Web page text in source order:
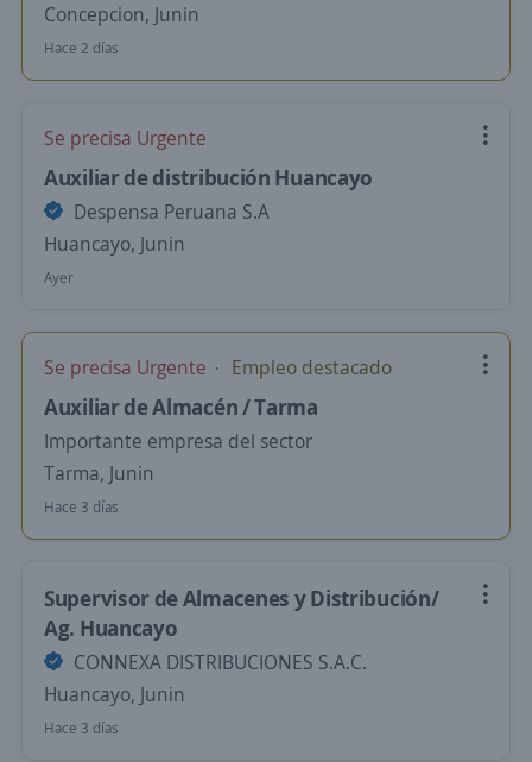
Concepcion, Junin
Hace 2 días
Se precisa Urgente
Auxiliar de distribución Huancayo
Despensa Peruana S.A
Huancayo, Junin
Ayer
Se precisa Urgente Empleo destacado
Auxiliar de Almacén / Tarma
Importante empresa del sector
Tarma, Junin
Hace 3 días
Supervisor de Almacenes y Distribución/
Ag. Huancayo
CONNEXA DISTRIBUCIONES S.A.C.
Huancayo, Junin
Hace 3 días